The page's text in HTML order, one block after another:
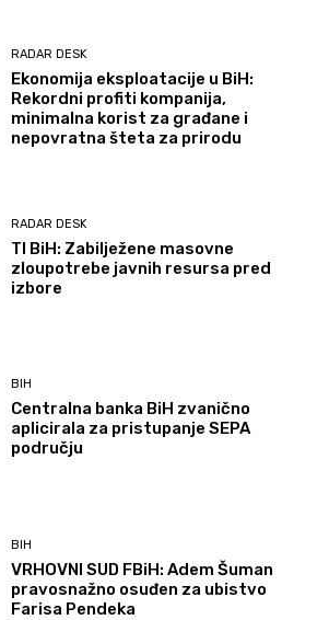
RADAR DESK
Ekonomija eksploatacije u BiH:
Rekordni profiti kompanija,
minimalna korist za građane i
nepovratna šteta za prirodu
RADAR DESK
TI BiH: Zabilježene masovne
zloupotrebe javnih resursa pred
izbore
BIH
Centralna banka BiH zvanično
aplicirala za pristupanje SEPA
području
BIH
VRHOVNI SUD FBiH: Adem Šuman
pravosnažno osuđen za ubistvo
Farisa Pendeka